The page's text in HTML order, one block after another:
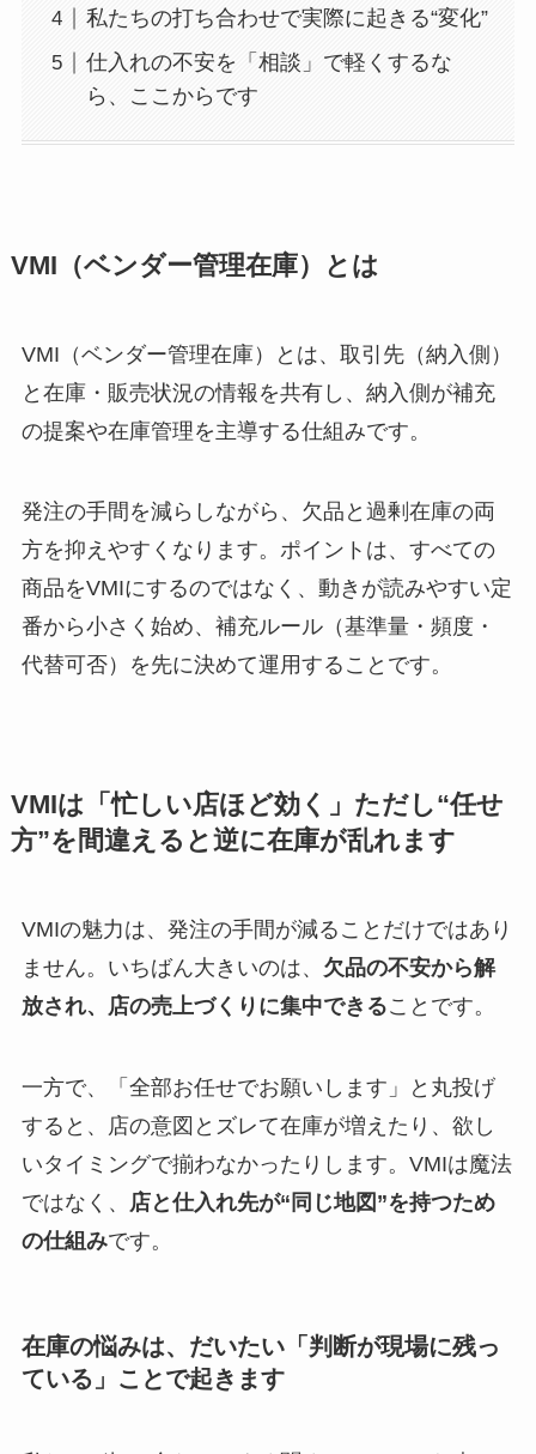
私たちの打ち合わせで実際に起きる“変化”
仕入れの不安を「相談」で軽くするな
ら、ここからです
VMI（ベンダー管理在庫）とは
VMI（ベンダー管理在庫）とは、取引先（納入側）
と在庫・販売状況の情報を共有し、納入側が補充
の提案や在庫管理を主導する仕組みです。
発注の手間を減らしながら、欠品と過剰在庫の両
方を抑えやすくなります。ポイントは、すべての
商品をVMIにするのではなく、動きが読みやすい定
番から小さく始め、補充ルール（基準量・頻度・
代替可否）を先に決めて運用することです。
VMIは「忙しい店ほど効く」ただし“任せ
方”を間違えると逆に在庫が乱れます
VMIの魅力は、発注の手間が減ることだけではあり
ません。いちばん大きいのは、 欠品の不安から解
放され、店の売上づくりに集中できることです。
一方で、「全部お任せでお願いします」と丸投げ
すると、店の意図とズレて在庫が増えたり、欲し
いタイミングで揃わなかったりします。VMIは魔法
ではなく、 店と仕入れ先が“同じ地図”を持つため
の仕組みです。
在庫の悩みは、だいたい「判断が現場に残っ
ている」ことで起きます